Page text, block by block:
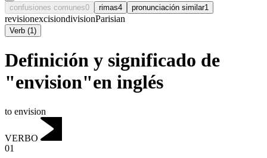
confusiones comunes0 rimas4 pronunciación similar1
revisionexcisiondivisionParisian
Verb (1)
Definición y significado de
"envision"en inglés
to envision
VERBO
01